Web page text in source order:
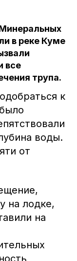
в реке Куме
все
трупа.
к
воды.
от
на лодке,
на